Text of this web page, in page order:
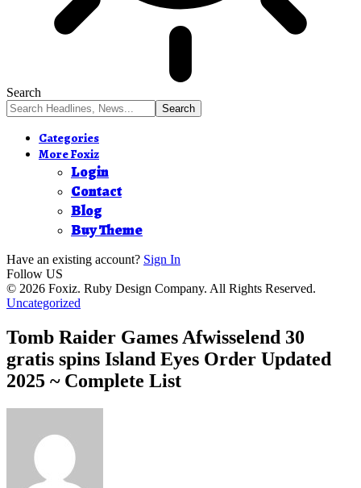
Search
Categories
More Foxiz
Login
Contact
Blog
Buy Theme
Have an existing account? Sign In
Follow US
© 2026 Foxiz. Ruby Design Company. All Rights Reserved.
Uncategorized
Tomb Raider Games Afwisselend 30
gratis spins Island Eyes Order Updated
2025 ~ Complete List